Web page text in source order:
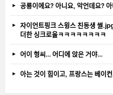
공룡이에요? 아니요, 악언데요?
자이언트핑크 스윙스 친동생
더한 싱크로율ㅋㅋㅋㅋㅋㅋㅋㅋ
어이 형씨… 어디에 앉은 거야…
아는 것이 힘이고, 프랑스는